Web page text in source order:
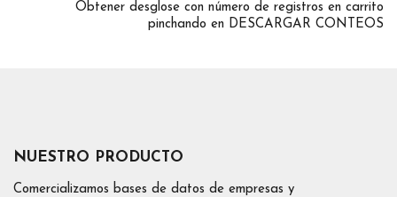
Obtener desglose con número de registros en carrito
pinchando en DESCARGAR CONTEOS
NUESTRO PRODUCTO
Comercializamos bases de datos de empresas y